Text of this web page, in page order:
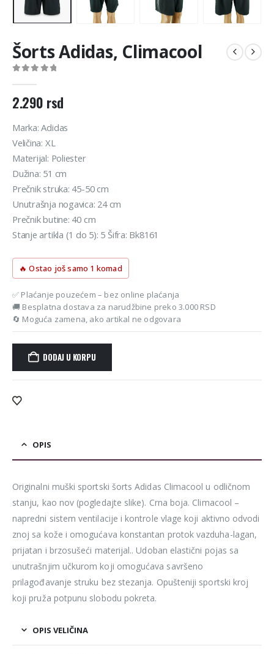
Šorts Adidas, Climacool
2.290 rsd
Marka: Adidas
Veličina: XL
Materijal: Poliester
Dužina: 51 cm
Prečnik struka: 45-50 cm
Unutrašnja nogavica: 24 cm
Prečnik butine: 40 cm
Stanje artikla (1 do 5): 5 Šifra: Bk8161
🔥 Ostao još samo 1 komad
✅ Plaćanje pouzećem – bez online plaćanja
🚚 Besplatna dostava za narudžbine preko 3.000 RSD
🔄 Moguća zamena, ako artikal ne odgovara
DODAJ U KORPU
Alternative:
OPIS
Originalni muški sportski šorts Adidas Climacool u odličnom
stanju, kao nov (pogledajte slike). Crna boja. Climacool –
napredni sistem ventilacije i kontrole vlage koji aktivno odvodi
znoj sa kože i omogućava konstantan protok vazduha-lagan,
prijatan i brzosušeći materijal.. Udoban elastični pojas sa
unutrašnjim učkurom koji omogućava savršeno
prilagođavanje struku bez stezanja. Opušteniji sportski kroj
koji pruža potpunu slobodu pokreta.
OPIS VELIČINA